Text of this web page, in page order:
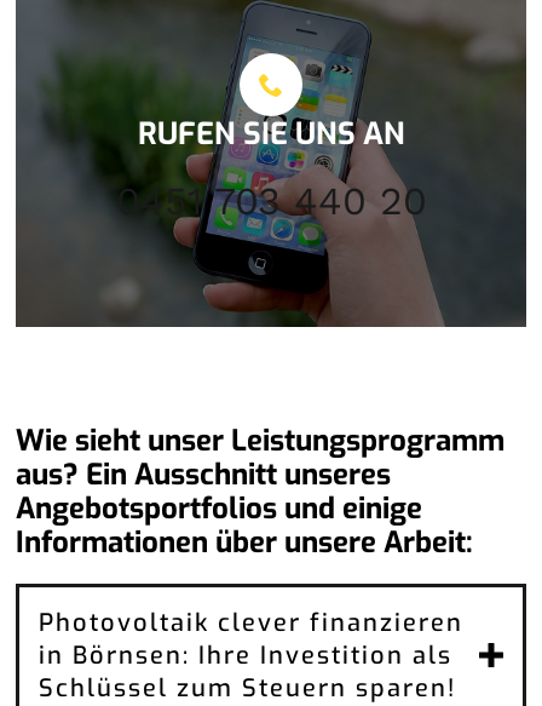
RUFEN SIE UNS AN
0451 703 440 20
Wie sieht unser Leistungsprogramm
aus? Ein Ausschnitt unseres
Angebotsportfolios und einige
Informationen über unsere Arbeit:
Photovoltaik clever finanzieren
in Börnsen: Ihre Investition als
Schlüssel zum Steuern sparen!